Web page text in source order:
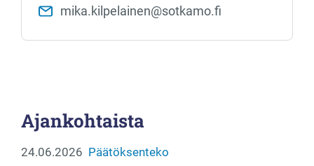
mika.kilpelainen@sotkamo.fi
Ajankohtaista
24.06.2026 Päätöksenteko